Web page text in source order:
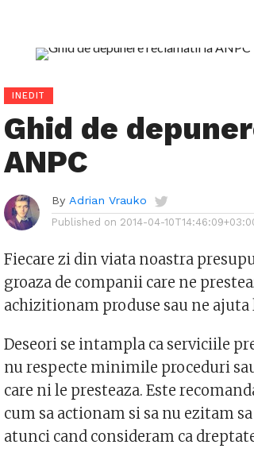
INEDIT
Ghid de
ANPC
By Adrian Vrauko
Published on 2014-04-
Fiecare zi din viata noastra
groaza de companii care ne
achizitionam produse sau ne
Deseori se intampla ca serviciile
nu respecte minimile proceduri
care ni le presteaza. Este
cum sa actionam si sa nu ezitam
atunci cand consideram ca